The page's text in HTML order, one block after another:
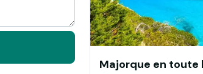
Majorque en toute